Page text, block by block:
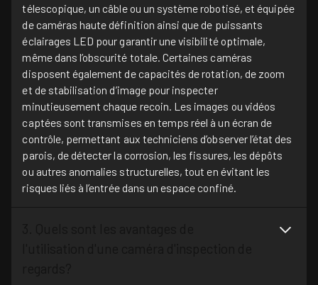
télescopique, un câble ou un système robotisé, et équipée
de caméras haute définition ainsi que de puissants
éclairages LED pour garantir une visibilité optimale,
même dans l’obscurité totale. Certaines caméras
disposent également de capacités de rotation, de zoom
et de stabilisation d’image pour inspecter
minutieusement chaque recoin. Les images ou vidéos
captées sont transmises en temps réel à un écran de
contrôle, permettant aux techniciens d’observer l’état des
parois, de détecter la corrosion, les fissures, les dépôts
ou autres anomalies structurelles, tout en évitant les
risques liés à l’entrée dans un espace confiné.